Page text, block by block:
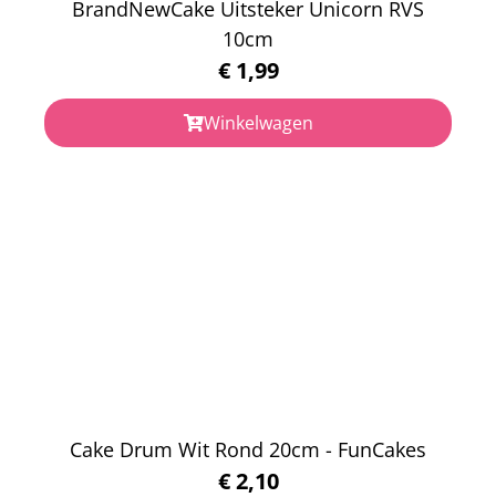
BrandNewCake Uitsteker Unicorn RVS
10cm
€1,99
Winkelwagen
Cake Drum Wit Rond 20cm - FunCakes
€2,10